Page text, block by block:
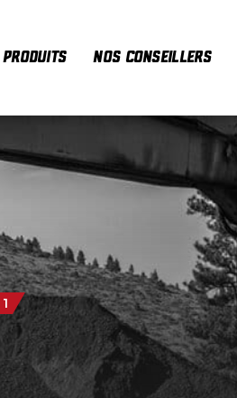
PRODUITS NOS CONSEILLERS